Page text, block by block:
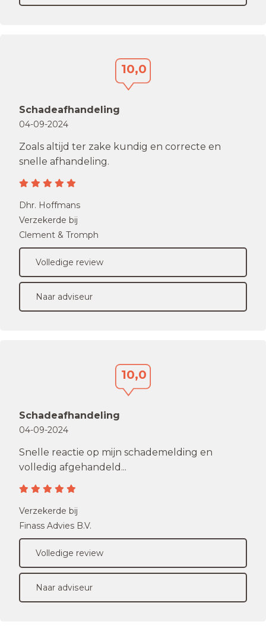
10,0
Schadeafhandeling
04-09-2024
Zoals altijd ter zake kundig en correcte en
snelle afhandeling.
Dhr. Hoffmans
Verzekerde bij
Clement & Tromph
Volledige review
Naar adviseur
10,0
Schadeafhandeling
04-09-2024
Snelle reactie op mijn schademelding en
volledig afgehandeld...
Verzekerde bij
Finass Advies B.V.
Volledige review
Naar adviseur